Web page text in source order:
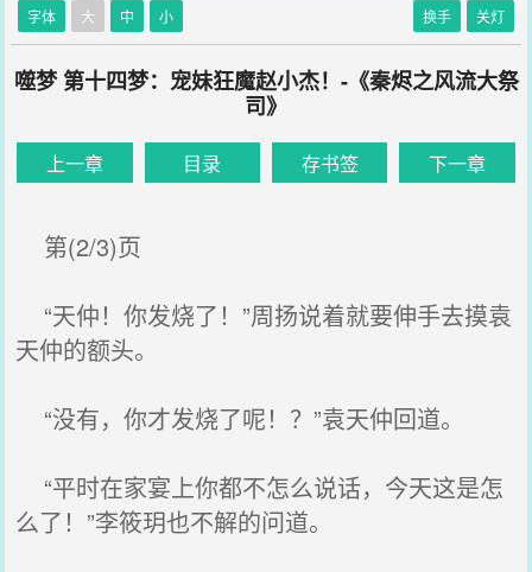
字体 大 中 小 换手 关灯
噬梦 第十四梦：宠妹狂魔赵小杰！-《秦烬之风流大祭
司》
上一章 目录 存书签 下一章
第(2/3)页
“天仲！你发烧了！”周扬说着就要伸手去摸袁
天仲的额头。
“没有，你才发烧了呢！？”袁天仲回道。
“平时在家宴上你都不怎么说话，今天这是怎
么了！”李筱玥也不解的问道。